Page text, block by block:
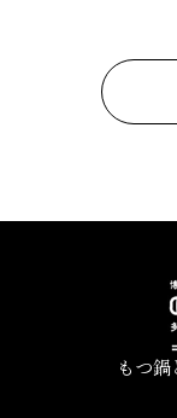
もつ鍋